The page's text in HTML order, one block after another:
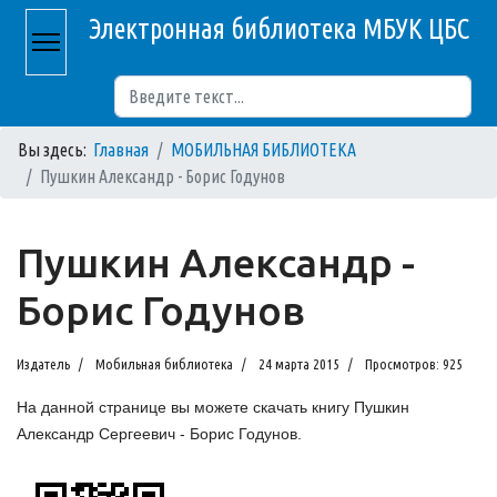
Электронная библиотека МБУК ЦБС
Вы здесь: Главная
МОБИЛЬНАЯ БИБЛИОТЕКА
Пушкин Александр - Борис Годунов
Пушкин Александр -
Борис Годунов
Издатель Мобильная библиотека 24 марта 2015 Просмотров: 925
На данной странице вы можете скачать книгу Пушкин
Александр Сергеевич - Борис Годунов.